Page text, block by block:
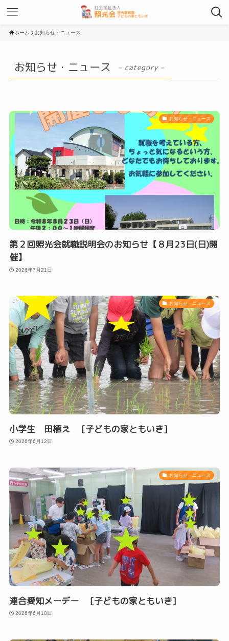
ホーム お知らせ・ニュース
お知らせ・ニュース – category –
お知らせ・ニュース
第２回照光会就職説明会のお知らせ【８月23日(日)開
催】
2026年7月21日
お知らせ・ニュース
小学生 田植え [子どもの家ともいき]
2026年6月12日
お知らせ・ニュース
連合愛知メーデー [子どもの家ともいき]
2026年6月10日